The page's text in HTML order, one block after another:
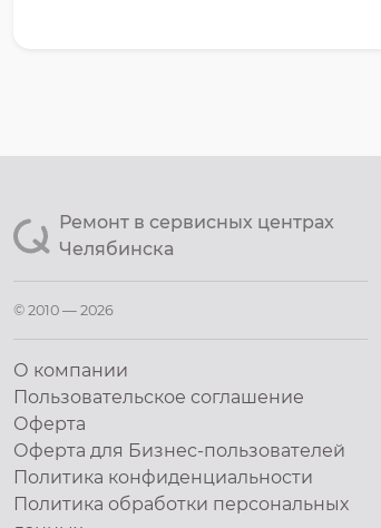
Ремонт в сервисных центрах
Челябинска
© 2010 — 2026
О компании
Пользовательское соглашение
Оферта
Оферта для Бизнес-пользователей
Политика конфиденциальности
Политика обработки персональных